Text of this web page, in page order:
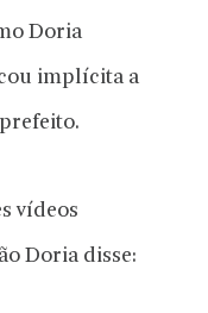
Doria
implícita a
vídeos
Doria disse: